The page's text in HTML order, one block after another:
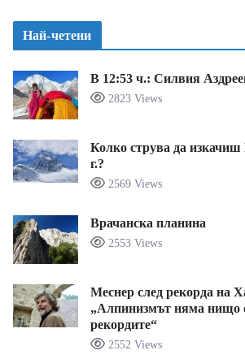
Най-четени
В 12:53 ч.: Силвия
2823 Views
Колко струва да изкачиш
г.?
2569 Views
Врачанска планина
2553 Views
Меснер след рекорда на
„Алпинизмът няма нищо
рекордите“
2552 Views